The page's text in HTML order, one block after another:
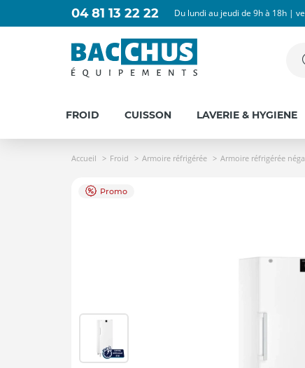
04 81 13 22 22 Du lundi au jeudi de 9h à 18h |
FROID CUISSON LAVERIE & HYGIENE
Accueil Froid Armoire réfrigérée Armoire réfrigérée
Promo